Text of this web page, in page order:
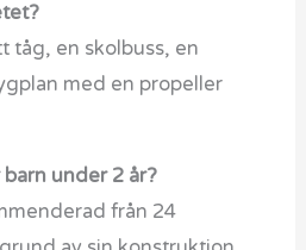
tåg, en skolbuss, en
med en propeller
under 2 år?
från 24